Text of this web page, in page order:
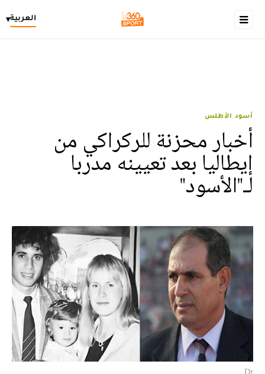
العربية▾
أسود الأطلس
أخبار محزنة للركراكي من
إيطاليا بعد تعيينه مدربا
لـ"الأسود"
Dr